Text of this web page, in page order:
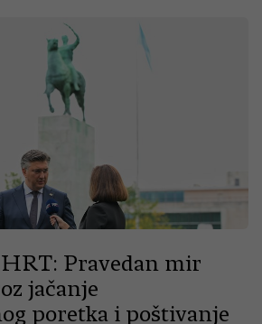
Pravedan mir
jačanje
poretka i poštivanje